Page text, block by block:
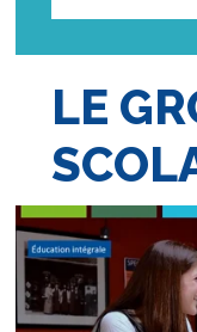
LE
Lecteur
vidéo